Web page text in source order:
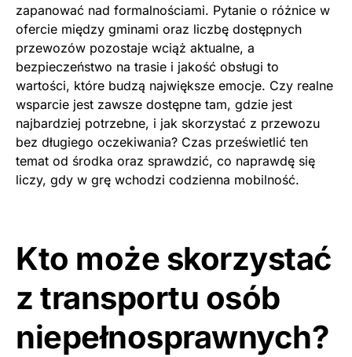
zapanować nad formalnościami. Pytanie o różnice w
ofercie między gminami oraz liczbę dostępnych
przewozów pozostaje wciąż aktualne, a
bezpieczeństwo na trasie i jakość obsługi to
wartości, które budzą największe emocje. Czy realne
wsparcie jest zawsze dostępne tam, gdzie jest
najbardziej potrzebne, i jak skorzystać z przewozu
bez długiego oczekiwania? Czas prześwietlić ten
temat od środka oraz sprawdzić, co naprawdę się
liczy, gdy w grę wchodzi codzienna mobilność.
Kto może skorzystać
z transportu osób
niepełnosprawnych?